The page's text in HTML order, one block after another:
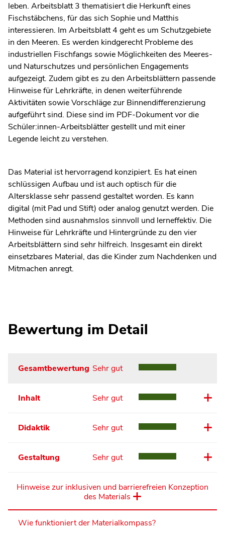
leben. Arbeitsblatt 3 thematisiert die Herkunft eines
Fischstäbchens, für das sich Sophie und Matthis
interessieren. Im Arbeitsblatt 4 geht es um Schutzgebiete
in den Meeren. Es werden kindgerecht Probleme des
industriellen Fischfangs sowie Möglichkeiten des Meeres-
und Naturschutzes und persönlichen Engagements
aufgezeigt. Zudem gibt es zu den Arbeitsblättern passende
Hinweise für Lehrkräfte, in denen weiterführende
Aktivitäten sowie Vorschläge zur Binnendifferenzierung
aufgeführt sind. Diese sind im PDF-Dokument vor die
Schüler:innen-Arbeitsblätter gestellt und mit einer
Legende leicht zu verstehen.
Das Material ist hervorragend konzipiert. Es hat einen
schlüssigen Aufbau und ist auch optisch für die
Altersklasse sehr passend gestaltet worden. Es kann
digital (mit Pad und Stift) oder analog genutzt werden. Die
Methoden sind ausnahmslos sinnvoll und lerneffektiv. Die
Hinweise für Lehrkräfte und Hintergründe zu den vier
Arbeitsblättern sind sehr hilfreich. Insgesamt ein direkt
einsetzbares Material, das die Kinder zum Nachdenken und
Mitmachen anregt.
Bewertung im Detail
Gesamtbewertung Sehr gut
Inhalt Sehr gut
Didaktik Sehr gut
Gestaltung Sehr gut
Hinweise zur inklusiven und barrierefreien Konzeption
des Materials
Wie funktioniert der Materialkompass?